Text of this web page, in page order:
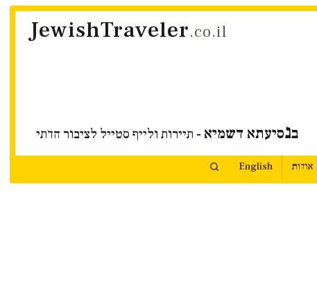
JewishTraveler.co.il
בנסיעתא דשמיא - תיירות ולייף סטייל לציבור הדתי
אודות English